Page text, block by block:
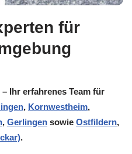
für
Ihr erfahrenes Team für
, Kornwestheim,
, Gerlingen sowie Ostfildern,
.